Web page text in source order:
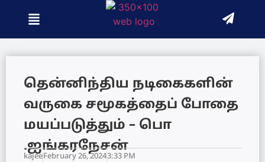
தென்னிந்திய நடிகைகளின்
வருகை சமூகத்தைப் போதை
மயப்படுத்தும் – பொ
.ஐங்கரநேசன்
kajeeFebruary 26, 20243:33 PM